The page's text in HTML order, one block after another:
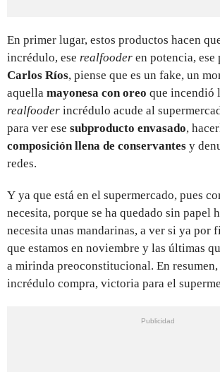
En primer lugar, estos productos hacen
incrédulo, ese realfooder en potencia, ese
Carlos Ríos, piense que es un fake, un
aquella mayonesa con oreo que incendió
realfooder incrédulo acude al
para ver ese subproducto envasado,
composición llena de conservantes y
redes.
Y ya que está en el supermercado, pues
necesita, porque se ha quedado sin papel
necesita unas mandarinas, a ver si ya por
que estamos en noviembre y las últimas
a mirinda preoconstitucional. En
incrédulo compra, victoria para el